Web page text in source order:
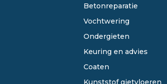
Betonreparatie
Vochtwering
Ondergieten
Keuring en advies
Coaten
Kunststof gietvloeren